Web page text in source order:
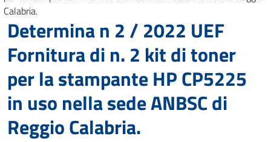
Calabria.
Determina n 2 / 2022 UEF
Fornitura di n. 2 kit di toner
per la stampante HP CP5225
in uso nella sede ANBSC di
Reggio Calabria.